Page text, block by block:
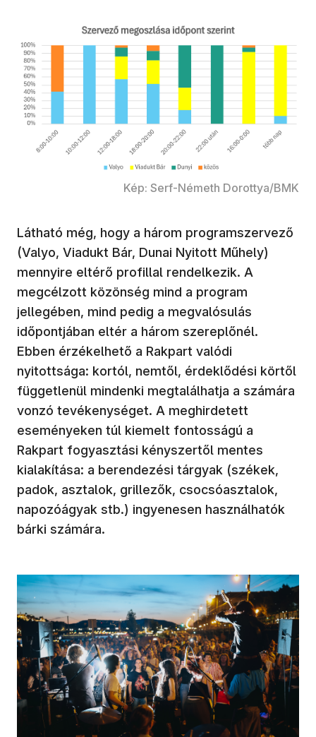
Kép: Serf-Németh Dorottya/BMK
Látható még, hogy a három programszervező
(Valyo, Viadukt Bár, Dunai Nyitott Műhely)
mennyire eltérő profillal rendelkezik. A
megcélzott közönség mind a program
jellegében, mind pedig a megvalósulás
időpontjában eltér a három szereplőnél.
Ebben érzékelhető a Rakpart valódi
nyitottsága: kortól, nemtől, érdeklődési körtől
függetlenül mindenki megtalálhatja a számára
vonzó tevékenységet. A meghirdetett
eseményeken túl kiemelt fontosságú a
Rakpart fogyasztási kényszertől mentes
kialakítása: a berendezési tárgyak (székek,
padok, asztalok, grillezők, csocsóasztalok,
napozóágyak stb.) ingyenesen használhatók
bárki számára.